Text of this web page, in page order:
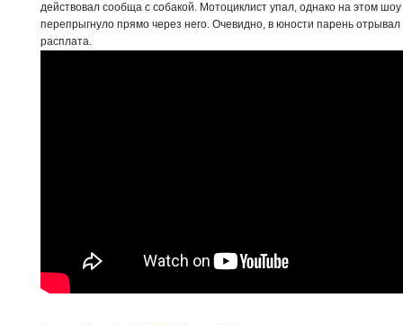
действовал сообща с собакой. Мотоциклист упал, однако на этом
перепрыгнуло прямо через него. Очевидно, в юности парень
расплата.